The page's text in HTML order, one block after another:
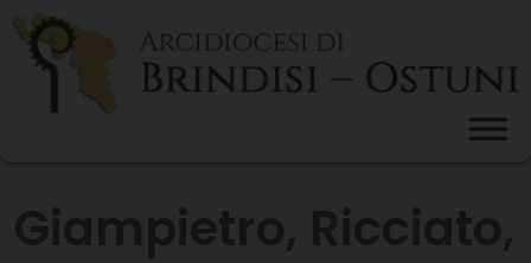
Skip
content